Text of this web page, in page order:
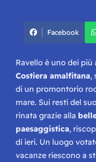
Facebook
Ravello è uno dei
Costiera amalfitana,
di un promontorio
mare. Sui resti del
rinata grazie alla
paesaggistica,
di ieri. Un luogo
vacanze riescono a